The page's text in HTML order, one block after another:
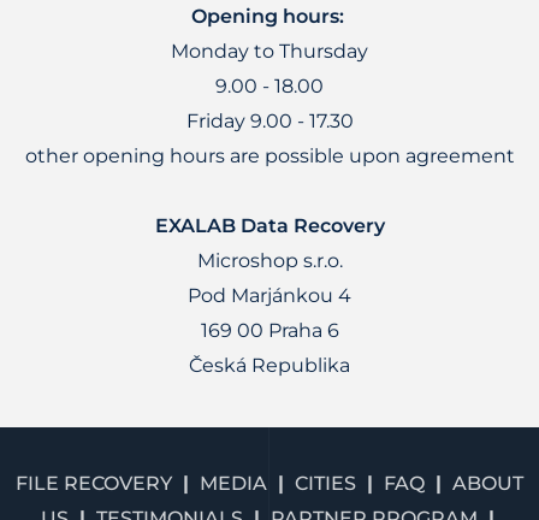
Opening hours:
Monday to Thursday
9.00 - 18.00
Friday 9.00 - 17.30
other opening hours are possible upon agreement
EXALAB Data Recovery
Microshop s.r.o.
Pod Marjánkou 4
169 00 Praha 6
Česká Republika
FILE RECOVERY MEDIA CITIES FAQ
ABOUT